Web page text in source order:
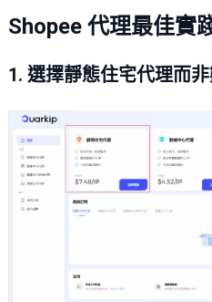
Shopee 代理最佳實
1. 選擇靜態住宅代理而